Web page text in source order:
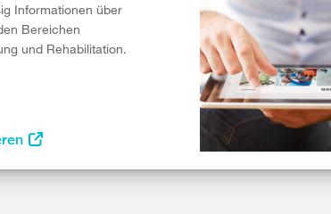
Informationen über
Bereichen
und Rehabilitation.